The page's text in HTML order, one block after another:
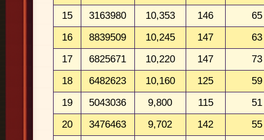
15
3163980 10,353 146
65
16
8839509 10,245 147
63
17
6825671 10,220 147
73
18
6482623 10,160 125
59
19
5043036 9,800 115
51
20
3476463 9,702 142
55